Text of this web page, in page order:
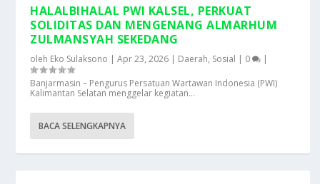
HALALBIHALAL PWI KALSEL, PERKUAT
SOLIDITAS DAN MENGENANG ALMARHUM
ZULMANSYAH SEKEDANG
oleh Eko Sulaksono |Apr 23, 2026 | Daerah, Sosial | 0
|
Banjarmasin – Pengurus Persatuan Wartawan Indonesia (PWI)
Kalimantan Selatan menggelar kegiatan...
BACA SELENGKAPNYA